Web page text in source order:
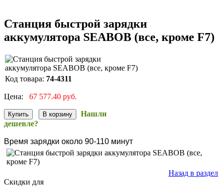
Станция быстрой зарядки
аккумулятора SEABOB (все, кроме F7)
Код товара: 74-4311
Цена: 67 577.40 руб.
Нашли
дешевле?
Время зарядки около 90-110 минут
Назад в раздел
Скидки для